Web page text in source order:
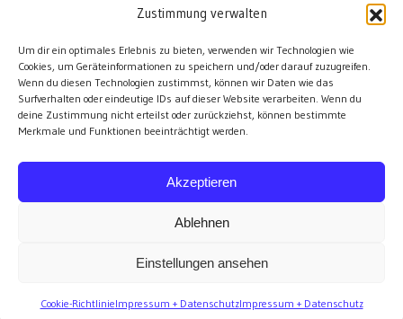
Zustimmung verwalten
Um dir ein optimales Erlebnis zu bieten, verwenden wir Technologien wie
Cookies, um Geräteinformationen zu speichern und/oder darauf zuzugreifen.
Wenn du diesen Technologien zustimmst, können wir Daten wie das
Surfverhalten oder eindeutige IDs auf dieser Website verarbeiten. Wenn du
deine Zustimmung nicht erteilst oder zurückziehst, können bestimmte
Merkmale und Funktionen beeinträchtigt werden.
Akzeptieren
Ablehnen
Einstellungen ansehen
Cookie-RichtlinieImpressum + DatenschutzImpressum + Datenschutz
2026.07.11 Worauf es letztlich ankommt
2026.07.01 Markenwert Studie 2026
2026.07.07 Open Space im Weltmuseum
alle Events
Impressum